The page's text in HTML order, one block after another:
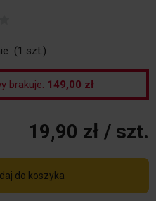
(1 szt.)
brakuje: 149,00 zł
19,90 zł / szt.
do koszyka